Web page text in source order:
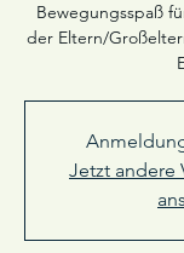
Bewegungsspaß
der Eltern/
Jetzt andere